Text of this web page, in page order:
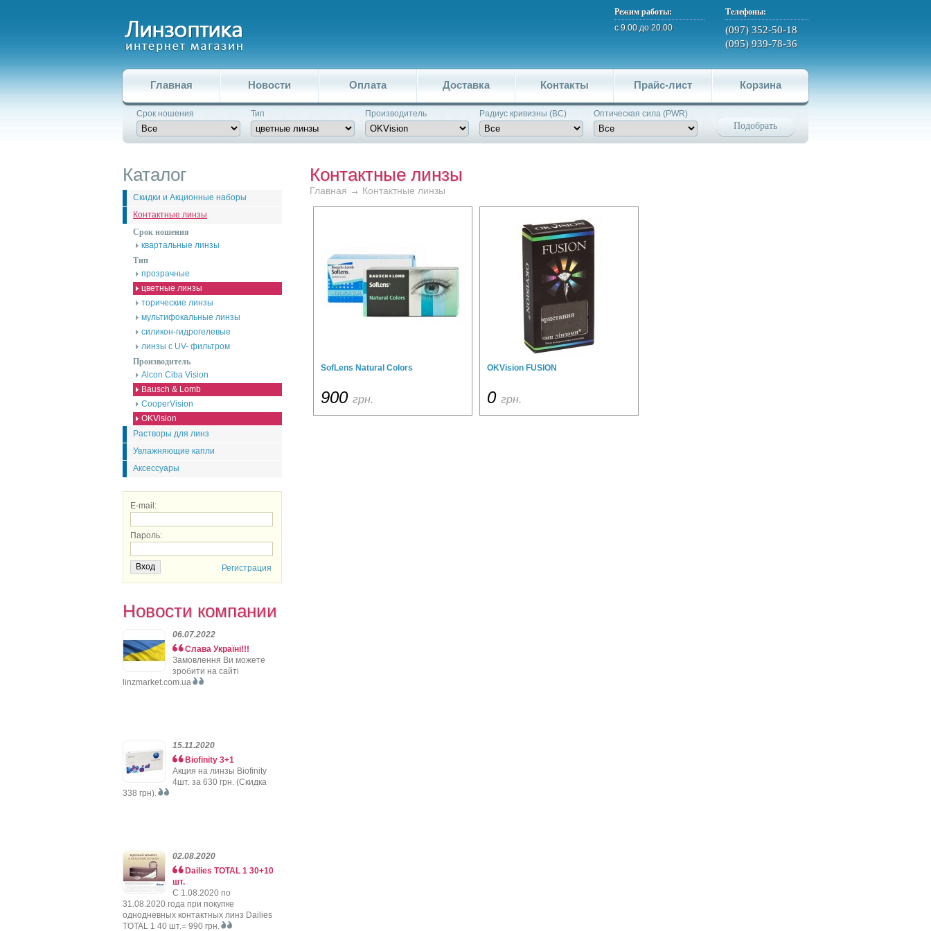
Телефоны:
(097) 352-50-18
(095) 939-78-36
Режим работы:
с 9.00 до 20.00
Главная Новости Оплата Доставка Контакты Прайс-лист Корзина
Срок ношения Тип Производитель Pадиус кривизны (BC) Оптическая сила (PWR)
Подобрать
Каталог
Скидки и Акционные наборы
Контактные линзы
Срок ношения
квартальные линзы
Тип
прозрачные
цветные линзы
торические линзы
мультифокальные линзы
силикон-гидрогелевые
линзы с UV- фильтром
Производитель
Alcon Ciba Vision
Bausch & Lomb
CooperVision
OKVision
Растворы для линз
Увлажняющие капли
Аксессуары
E-mail:
Пароль:
Регистрация
Новости компании
06.07.2022
Слава Україні!!!
Замовлення Ви можете
зробити на сайті
linzmarket.com.ua
15.11.2020
Biofinity 3+1
Акция на линзы Biofinity
4шт. за 630 грн. (Скидка
338 грн).
02.08.2020
Dailies TOTAL 1 30+10
шт.
C 1.08.2020 по
31.08.2020 года при покупке
однодневных контактных линз Dailies
TOTAL 1 40 шт.= 990 грн.
Контактные линзы
Главная → Контактные линзы
SofLens Natural Colors
900 грн.
OKVision FUSION
0 грн.